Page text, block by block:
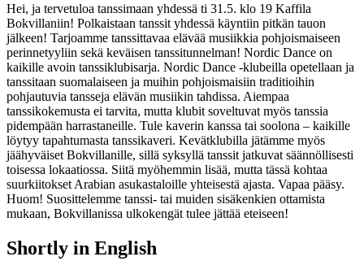
Hei, ja tervetuloa tanssimaan yhdessä ti 31.5. klo 19 Kaffila
Bokvillaniin! Polkaistaan tanssit yhdessä käyntiin pitkän tauon
jälkeen! Tarjoamme tanssittavaa elävää musiikkia pohjoismaiseen
perinnetyyliin sekä keväisen tanssitunnelman! Nordic Dance on
kaikille avoin tanssiklubisarja. Nordic Dance -klubeilla opetellaan ja
tanssitaan suomalaiseen ja muihin pohjoismaisiin traditioihin
pohjautuvia tansseja elävän musiikin tahdissa. Aiempaa
tanssikokemusta ei tarvita, mutta klubit soveltuvat myös tanssia
pidempään harrastaneille. Tule kaverin kanssa tai soolona – kaikille
löytyy tapahtumasta tanssikaveri. Kevätklubilla jätämme myös
jäähyväiset Bokvillanille, sillä syksyllä tanssit jatkuvat säännöllisesti
toisessa lokaatiossa. Siitä myöhemmin lisää, mutta tässä kohtaa
suurkiitokset Arabian asukastaloille yhteisestä ajasta. Vapaa pääsy.
Huom! Suosittelemme tanssi- tai muiden sisäkenkien ottamista
mukaan, Bokvillanissa ulkokengät tulee jättää eteiseen!
Shortly in English